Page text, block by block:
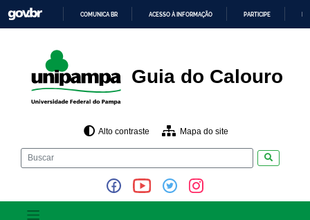
para
o
COMUNICA BR ACESSO À INFORMAÇÃO PARTICIPE
Guia do Calouro
Alto contraste Mapa do site